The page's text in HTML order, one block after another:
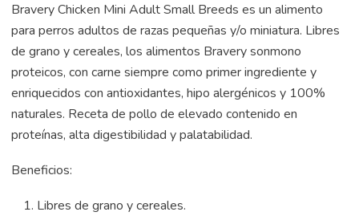
Bravery Chicken Mini Adult Small Breeds es un alimento
para perros adultos de razas pequeñas y/o miniatura. Libres
de grano y cereales, los alimentos Bravery sonmono
proteicos, con carne siempre como primer ingrediente y
enriquecidos con antioxidantes, hipo alergénicos y 100%
naturales. Receta de pollo de elevado contenido en
proteínas, alta digestibilidad y palatabilidad.
Beneficios:
Libres de grano y cereales.